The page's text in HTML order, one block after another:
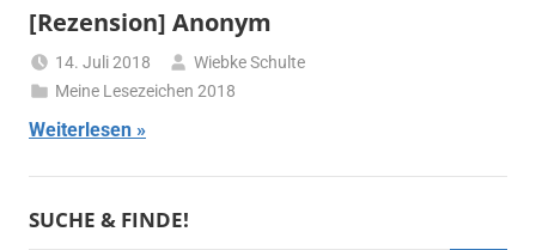
[Rezension] Anonym
14. Juli 2018
Wiebke Schulte
Meine Lesezeichen 2018
Weiterlesen
SUCHE & FINDE!